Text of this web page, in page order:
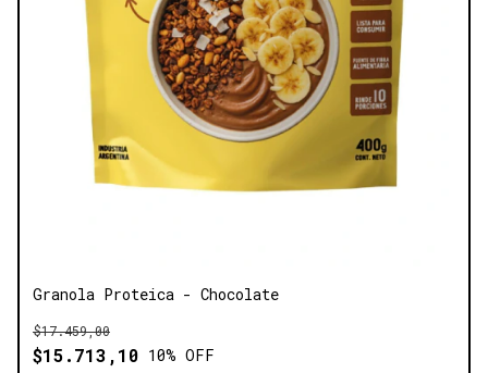
Granola Proteica - Chocolate
$15.713,10
$17.459,00
10% OFF